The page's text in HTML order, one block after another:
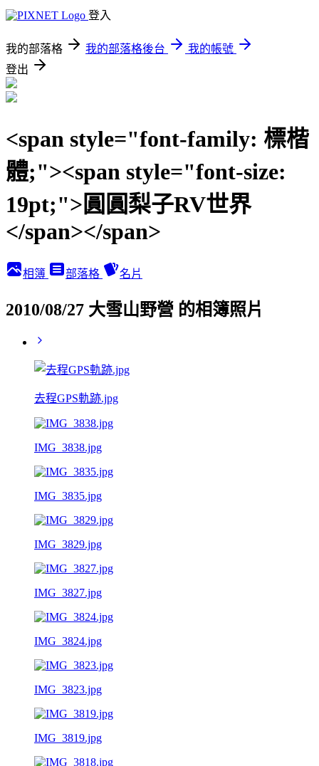
登入
我的部落格 我的部落格後台
我的帳號
登出
<span style="font-family: 標楷
體;"><span style="font-size:
19pt;">圓圓梨子RV世界
</span></span>
相簿 部落格 名片
2010/08/27 大雪山野營 的相簿照片
去程GPS軌跡.jpg
IMG_3838.jpg
IMG_3835.jpg
IMG_3829.jpg
IMG_3827.jpg
IMG_3824.jpg
IMG_3823.jpg
IMG_3819.jpg